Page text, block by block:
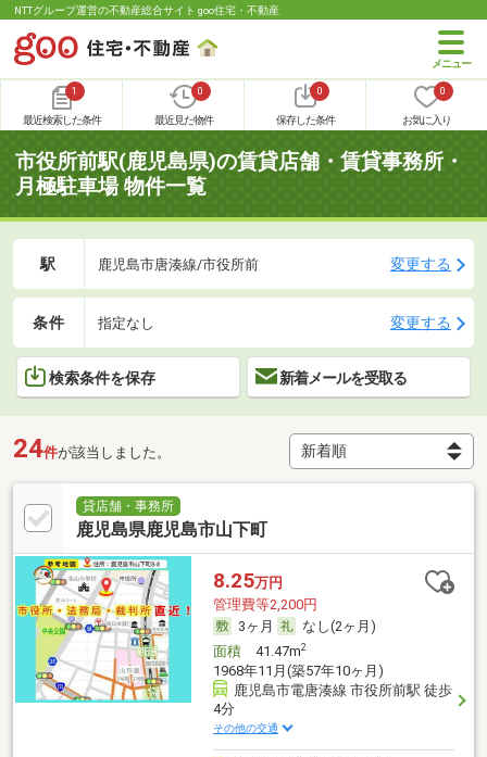
NTTグループ運営の不動産総合サイト goo住宅・不動産
1
最近検索した条件
0
最近見た物件
0
保存した条件
0
お気に入り
市役所前駅(鹿児島県)の賃貸店舗・賃貸事務所・
月極駐車場 物件一覧
駅 鹿児島市唐湊線/市役所前 変更する
条件 指定なし 変更する
検索条件を保存 新着メールを受取る
24件が該当しました。
貸店舗・事務所
鹿児島県鹿児島市山下町
8.25万円
管理費等2,200円
3ヶ月
なし(2ヶ月)
面積41.47m2
1968年11月(築57年10ヶ月)
鹿児島市電唐湊線 市役所前駅 徒歩
4分
その他の交通